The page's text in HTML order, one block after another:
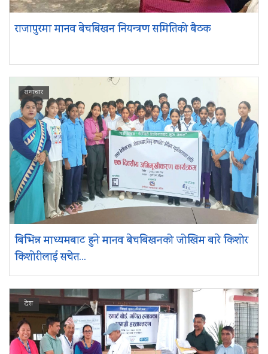
राजापुरमा मानव बेचबिखन नियन्त्रण समितिको बैठक
समाचार
बिभिन्न माध्यमबाट हुने मानव बेचबिखनको जोखिम बारे किशोर
किशोरीलाई सचेत...
देश